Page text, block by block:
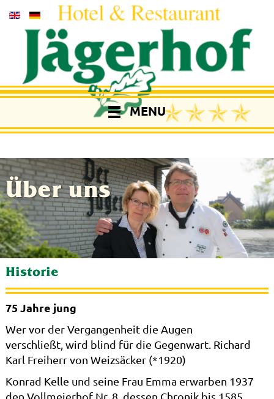
MENU
Über uns
Historie
75 Jahre jung
Wer vor der Vergangenheit die Augen
verschließt, wird blind für die Gegenwart. Richard
Karl Freiherr von Weizsäcker (*1920)
Konrad Kelle und seine Frau Emma erwarben 1937
den Vollmeierhof Nr. 8, dessen Chronik bis 1585